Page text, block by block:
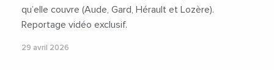
qu’elle couvre (Aude, Gard, Hérault et Lozère).
Reportage vidéo exclusif.
29 avril 2026